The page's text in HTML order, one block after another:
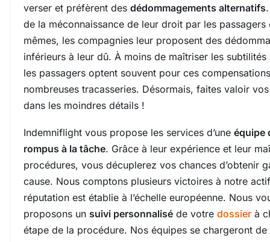
verser et préfèrent des dédommagements alternatifs
de la méconnaissance de leur droit par les passagers
mêmes, les compagnies leur proposent des
inférieurs à leur dû. À moins de maîtriser les
les passagers optent souvent pour ces
nombreuses tracasseries. Désormais, faites valoir
dans les moindres détails !
Indemniflight vous propose les services d’une équipe
rompus à la tâche. Grâce à leur expérience et leur
procédures, vous décuplerez vos chances d’obtenir
cause. Nous comptons plusieurs victoires à notre
réputation est établie à l’échelle européenne. Nous
proposons un suivi personnalisé de votre dossier à
étape de la procédure. Nos équipes se chargeront de